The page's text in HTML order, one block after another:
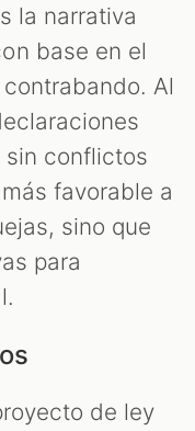
la narrativa
base en el
Al
conflictos
favorable a
sino que
para
de ley